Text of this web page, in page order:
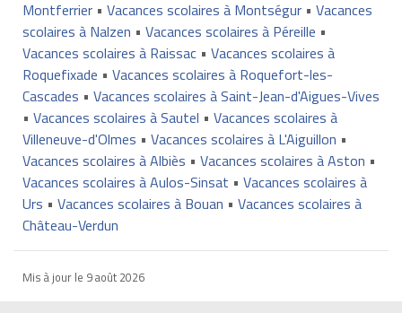
Montferrier• Vacances scolaires à Montségur• Vacances
scolaires à Nalzen • Vacances scolaires à Péreille •
Vacances scolaires à Raissac• Vacances scolaires à
Roquefixade • Vacances scolaires à Roquefort-les-
Cascades • Vacances scolaires à Saint-Jean-d'Aigues-Vives
• Vacances scolaires à Sautel • Vacances scolaires à
Villeneuve-d'Olmes • Vacances scolaires à L'Aiguillon •
Vacances scolaires à Albiès • Vacances scolaires à Aston •
Vacances scolaires à Aulos-Sinsat • Vacances scolaires à
Urs • Vacances scolaires à Bouan • Vacances scolaires à
Château-Verdun
Mis à jour le 9 août 2026